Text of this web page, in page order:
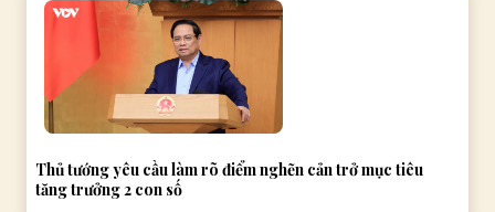
Thủ tướng yêu cầu làm rõ điểm nghẽn cản trở mục tiêu
tăng trưởng 2 con số